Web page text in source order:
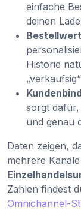
einfache
deinen
Historie
sorgt
und genau
Daten zeigen,
mehrere
Zahlen findest
Omnichannel-